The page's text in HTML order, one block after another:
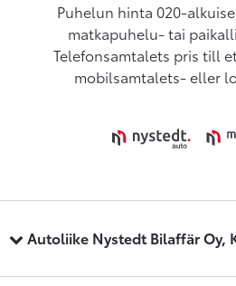
Puhelun hinta 020-
matkapuhelu- tai
Telefonsamtalets pris till
mobilsamtalets- eller
Autoliike Nystedt Bilaffär Oy,